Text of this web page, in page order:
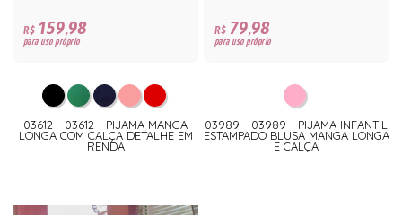
R$159,98
para uso próprio
03612 - 03612 - PIJAMA MANGA
LONGA COM CALÇA DETALHE EM
RENDA
R$79,98
para uso próprio
03989 - 03989 - PIJAMA INFANTIL
ESTAMPADO BLUSA MANGA LONGA
E CALÇA